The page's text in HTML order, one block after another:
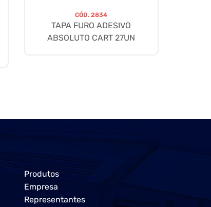
CÓD.2834
TAPA FURO ADESIVO
ABSOLUTO CART 27UN
Produtos
Empresa
Representantes